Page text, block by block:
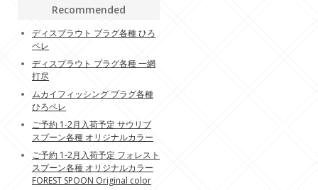
Recommended
ディスプラウト プラグ各種 ひろ
ペレ
ディスプラウト プラグ各種 一網
打尽
ムカイフィッシング プラグ各種
ひろペレ
ご予約 1-2月入荷予定 サウリブ
スプーン各種 オリジナルカラー
ご予約 1-2月入荷予定 フォレスト
スプーン各種 オリジナルカラー
FOREST SPOON Original color